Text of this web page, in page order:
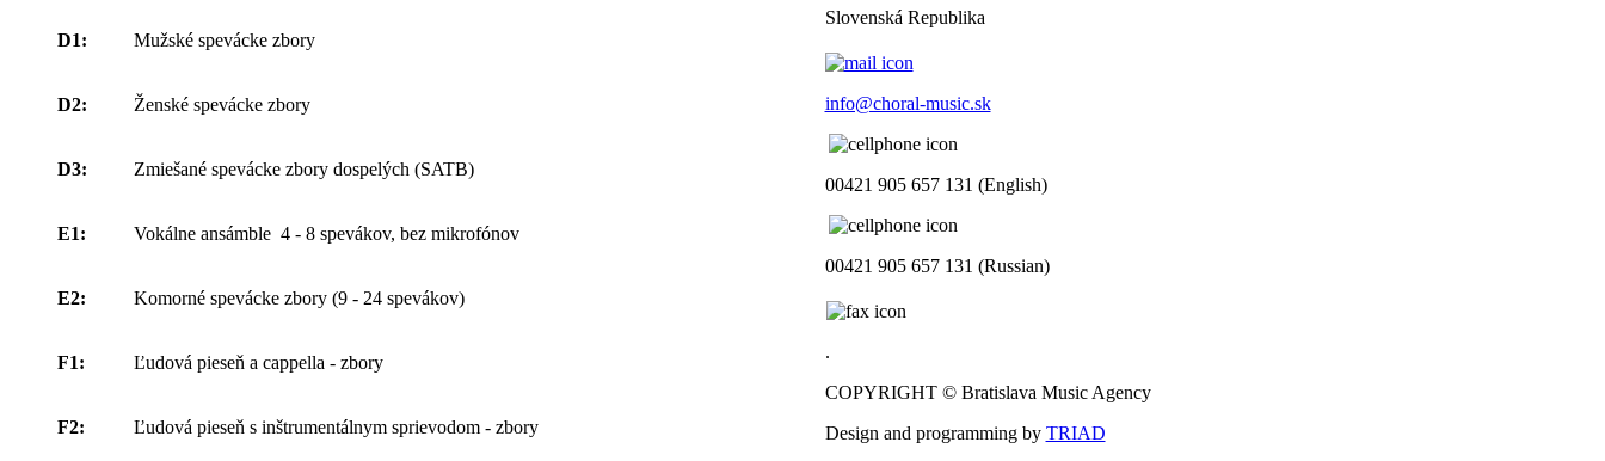
D1: Mužské spevácke zbory
D2: Ženské spevácke zbory
D3: Zmiešané spevácke zbory dospelých (SATB)
E1: Vokálne ansámble 4 - 8 spevákov, bez mikrofónov
E2: Komorné spevácke zbory (9 - 24 spevákov)
F1: Ľudová pieseň a cappella - zbory
F2: Ľudová pieseň s inštrumentálnym sprievodom - zbory
Slovenská Republika
info@choral-music.sk
00421 905 657 131 (English)
00421 905 657 131 (Russian)
.
COPYRIGHT © Bratislava Music Agency
Design and programming by TRIAD